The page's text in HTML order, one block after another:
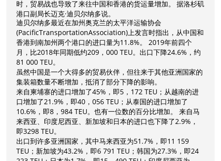
时，贸易战也导致了来往中国和香港的货运量增加。
据洛杉矶
港口副局长迈克·迪贝尔纳多说。
迪贝尔纳多最近在加州奥克兰的太平洋运输协会
(PacificTransportationAssociation)上发言时指出，从中国和
香港到南加州两个港口的进口量为11.8%。 2019年前四个
月，比2018年同期低约209，000 TEU。出口下降24.6%，约
81 000 TEU。
虽然中国是一个大得多的贸易伙伴，但往来于其他亚洲国家的
集装箱数量不断增加，抵消了部分下降的影响。
来自柬埔寨的进口增加了45%，即5，172 TEU；从越南的进
口增加了21.9%，即40，056 TEU；从泰国的进口增加了
10.6%，即8，984 TEU。也有一位数的百分比增加。 来自马
来西亚、印度尼西亚、新加坡和日本的进口也下降了2.9%，
即3298 TEU。
出口到许多亚洲国家，其中马来西亚为51.7%，即11 159
TEU；新加坡为43.2%，即6 791 TEU；韩国为27.3%，即24